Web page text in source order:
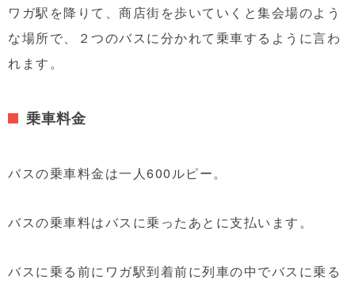
ワガ駅を降りて、商店街を歩いていくと集会場のよう
な場所で、２つのバスに分かれて乗車するように言わ
れます。
乗車料金
バスの乗車料金は一人600ルピー。
バスの乗車料はバスに乗ったあとに支払います。
バスに乗る前にワガ駅到着前に列車の中でバスに乗る